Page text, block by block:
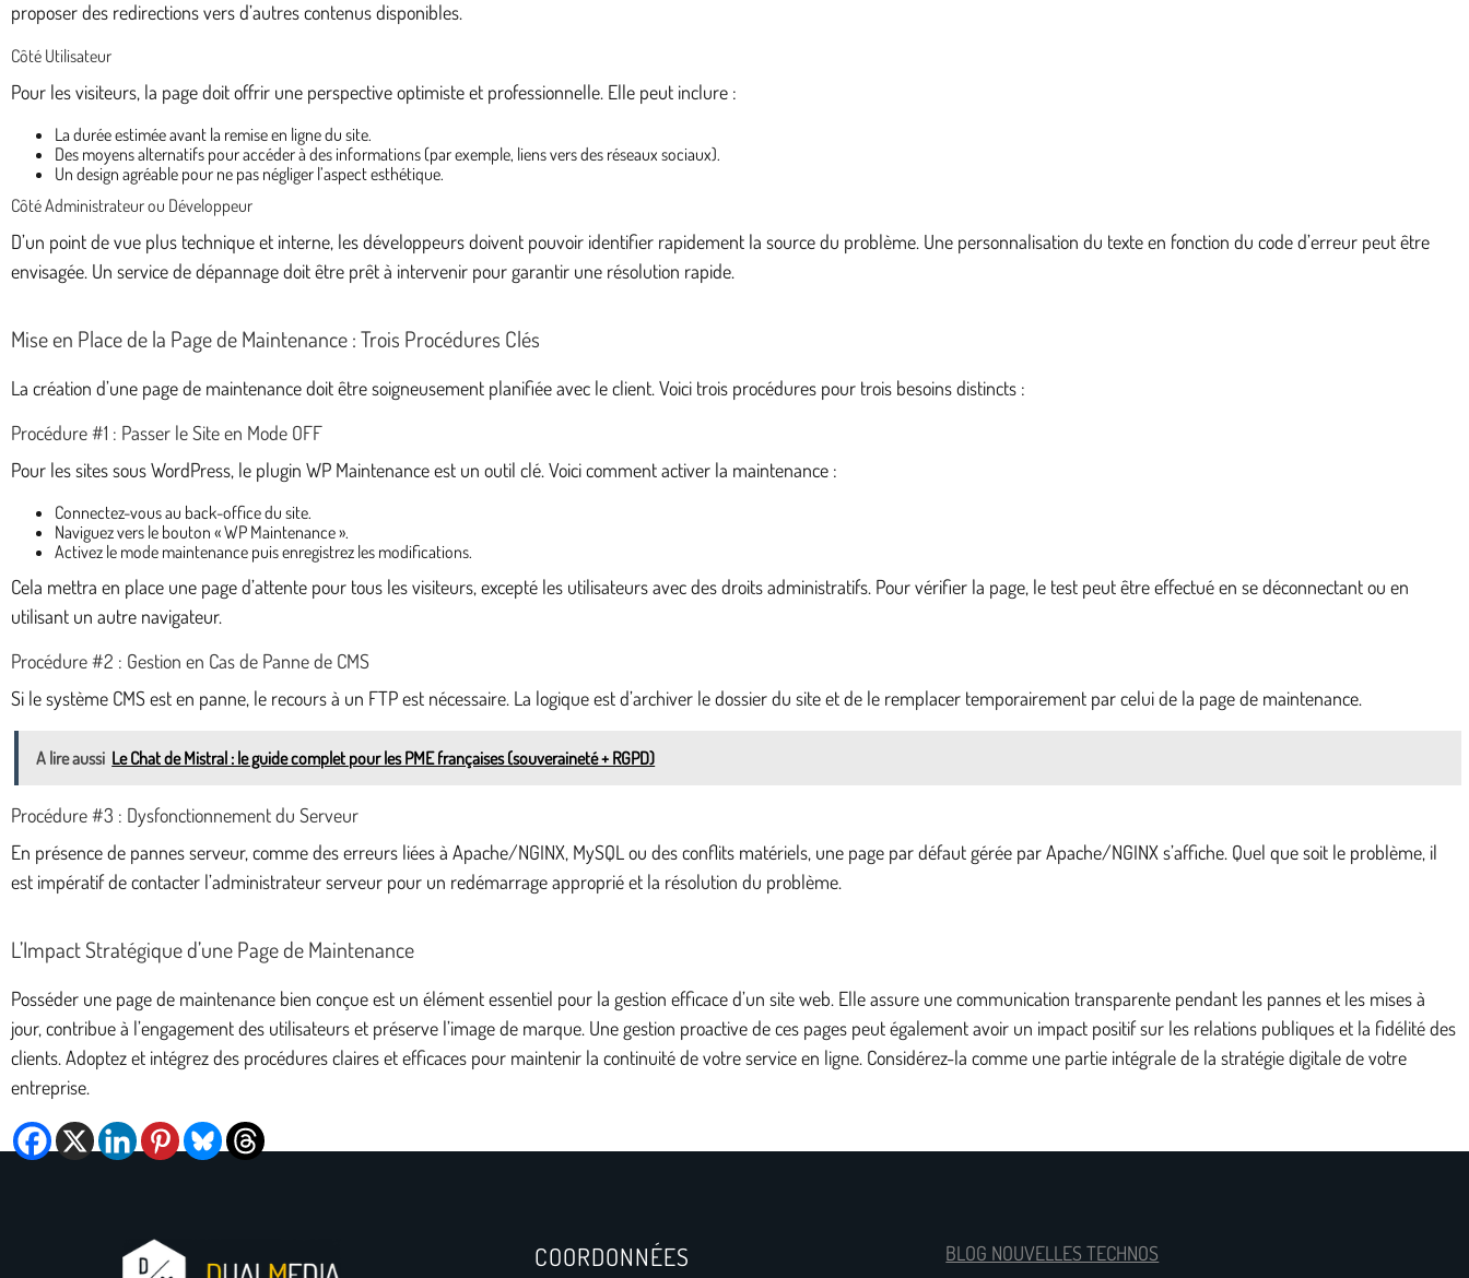
proposer des redirections vers d’autres contenus disponibles.
Côté Utilisateur
Pour les visiteurs, la page doit offrir une perspective optimiste et professionnelle. Elle peut inclure :
La durée estimée avant la remise en ligne du site.
Des moyens alternatifs pour accéder à des informations (par exemple, liens vers des réseaux sociaux).
Un design agréable pour ne pas négliger l’aspect esthétique.
Côté Administrateur ou Développeur
D’un point de vue plus technique et interne, les développeurs doivent pouvoir identifier rapidement la source du problème. Une personnalisation du texte en fonction du code d’erreur peut être
envisagée. Un service de dépannage doit être prêt à intervenir pour garantir une résolution rapide.
Mise en Place de la Page de Maintenance : Trois Procédures Clés
La création d’une page de maintenance doit être soigneusement planifiée avec le client. Voici trois procédures pour trois besoins distincts :
Procédure #1 : Passer le Site en Mode OFF
Pour les sites sous WordPress, le plugin WP Maintenance est un outil clé. Voici comment activer la maintenance :
Connectez-vous au back-office du site.
Naviguez vers le bouton « WP Maintenance ».
Activez le mode maintenance puis enregistrez les modifications.
Cela mettra en place une page d’attente pour tous les visiteurs, excepté les utilisateurs avec des droits administratifs. Pour vérifier la page, le test peut être effectué en se déconnectant ou en
utilisant un autre navigateur.
Procédure #2 : Gestion en Cas de Panne de CMS
Si le système CMS est en panne, le recours à un FTP est nécessaire. La logique est d’archiver le dossier du site et de le remplacer temporairement par celui de la page de maintenance.
A lire aussi Le Chat de Mistral : le guide complet pour les PME françaises (souveraineté + RGPD)
Procédure #3 : Dysfonctionnement du Serveur
En présence de pannes serveur, comme des erreurs liées à Apache/NGINX, MySQL ou des conflits matériels, une page par défaut gérée par Apache/NGINX s’affiche. Quel que soit le problème, il
est impératif de contacter l’administrateur serveur pour un redémarrage approprié et la résolution du problème.
L’Impact Stratégique d’une Page de Maintenance
Posséder une page de maintenance bien conçue est un élément essentiel pour la gestion efficace d’un site web. Elle assure une communication transparente pendant les pannes et les mises à
jour, contribue à l’engagement des utilisateurs et préserve l’image de marque. Une gestion proactive de ces pages peut également avoir un impact positif sur les relations publiques et la fidélité des
clients. Adoptez et intégrez des procédures claires et efficaces pour maintenir la continuité de votre service en ligne. Considérez-la comme une partie intégrale de la stratégie digitale de votre
entreprise.
COORDONNÉES BLOG NOUVELLES TECHNOS